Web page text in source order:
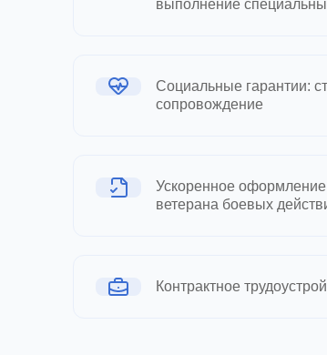
выполнение
Социальные гарантии:
сопровождение
Ускоренное оформление
ветерана боевых
Контрактное